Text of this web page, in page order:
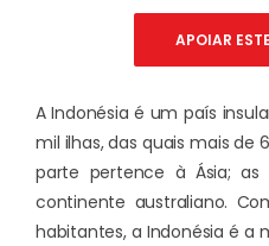
APOIAR
A Indonésia é um país
mil ilhas, das quais mais de
parte pertence à Ásia;
continente australiano.
habitantes, a Indonésia é a